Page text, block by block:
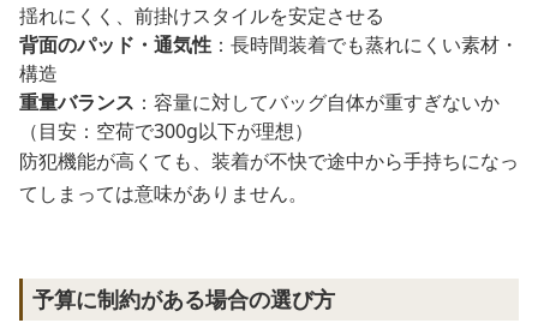
揺れにくく、前掛けスタイルを安定させる
背面のパッド・通気性 ：長時間装着でも蒸れにくい素材・
構造
重量バランス ：容量に対してバッグ自体が重すぎないか
（目安：空荷で300g以下が理想）
防犯機能が高くても、装着が不快で途中から手持ちになっ
てしまっては意味がありません。
予算に制約がある場合の選び方